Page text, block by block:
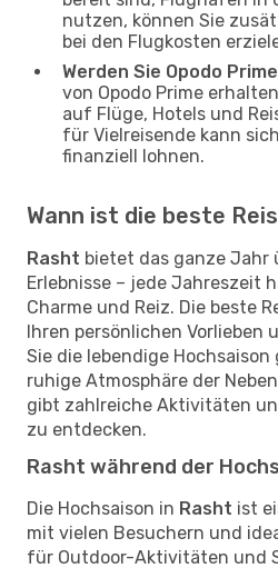
nutzen, können Sie
bei den Flugkosten
Werden Sie Opodo
von Opodo Prime
auf Flüge, Hotels und
für Vielreisende kann
finanziell lohnen.
Wann ist die beste
Rasht bietet das ganze Jahr
Erlebnisse – jede Jahreszeit
Charme und Reiz. Die beste
Ihren persönlichen Vorlieben
Sie die lebendige
ruhige Atmosphäre der
gibt zahlreiche Aktivitäten
zu entdecken.
Rasht während der
Die Hochsaison in Rasht ist
mit vielen Besuchern und
für Outdoor-Aktivitäten und